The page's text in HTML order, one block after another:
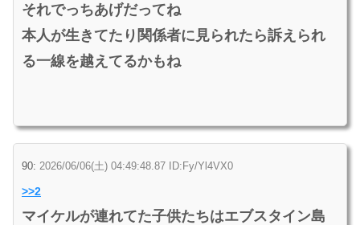
それでっちあげだってね
本人が生きてたり関係者に見られたら訴えられ
る一線を越えてるかもね
90: 2026/06/06(土) 04:49:48.87 ID:Fy/Yl4VX0
>>2
マイケルが連れてた子供たちはエブスタイン島